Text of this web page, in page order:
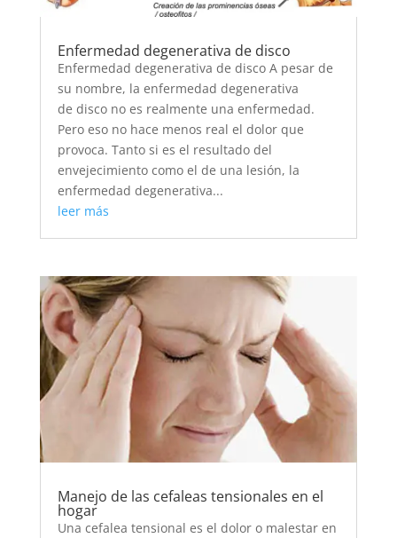
Enfermedad degenerativa de disco
Enfermedad degenerativa de disco A pesar de
su nombre, la enfermedad degenerativa
de disco no es realmente una enfermedad.
Pero eso no hace menos real el dolor que
provoca. Tanto si es el resultado del
envejecimiento como el de una lesión, la
enfermedad degenerativa...
leer más
Manejo de las cefaleas tensionales en el
hogar
Una cefalea tensional es el dolor o malestar en